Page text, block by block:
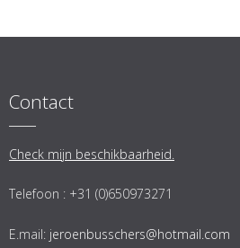
Contact
Check mijn beschikbaarheid.
Telefoon : +31 (0)650973271
E.mail: jeroenbusschers@hotmail.com